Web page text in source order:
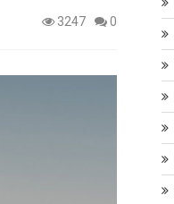
3247 0